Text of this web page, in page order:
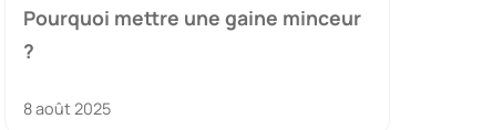
Pourquoi mettre une gaine minceur
?
8 août 2025